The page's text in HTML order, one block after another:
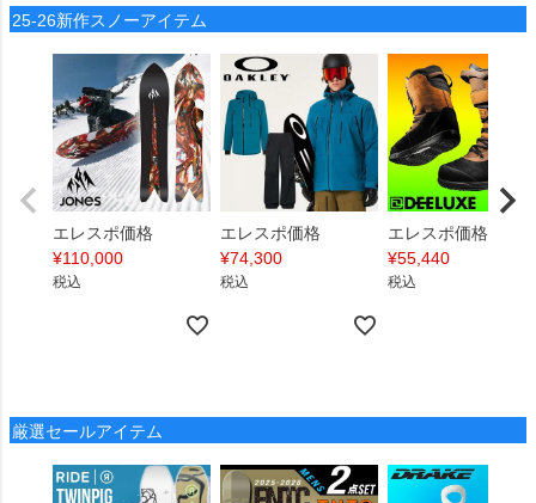
25-26新作スノーアイテム
エレスポ価格
¥110,000
税込
エレスポ価格
¥74,300
税込
エレスポ価格
¥55,440
税込
厳選セールアイテム